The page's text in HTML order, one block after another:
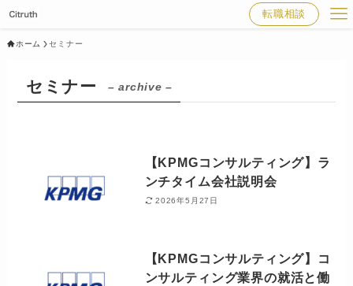
転職相談
ホーム セミナー
セミナー – archive –
【KPMGコンサルティング】ラ
ンチタイム会社説明会
2026年5月27日
【KPMGコンサルティング】コ
ンサルティング業界の就活と働